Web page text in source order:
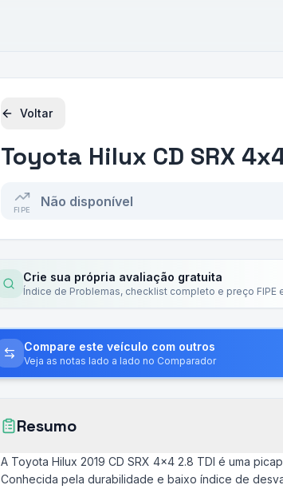
Voltar
Toyota Hilux CD SRX
FIPE
Não disponível
Crie sua própria avaliação gratuita
Índice de Problemas, checklist completo e preço FIPE
Compare este veículo com outros
Veja as notas lado a lado no Comparador
Resumo
A Toyota Hilux 2019 CD SRX 4x4 2.8 TDI é uma
Conhecida pela durabilidade e baixo índice de